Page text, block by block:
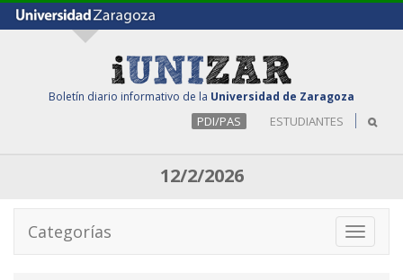
Boletín diario informativo de la Universidad de Zaragoza
PDI/PAS ESTUDIANTES
12/2/2026
Toggle
Categorías